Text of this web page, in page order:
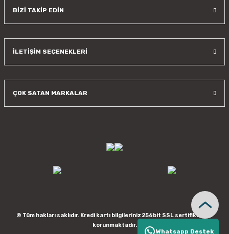
BİZİ TAKİP EDİN
İLETİŞİM SEÇENEKLERİ
ÇOK SATAN MARKALAR
© Tüm hakları saklıdır. Kredi kartı bilgileriniz 256bit SSL sertifikası ile
korunmaktadır.
Whatsapp Destek